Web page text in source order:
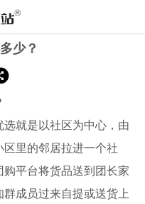
少？
就是以社区为中心，由
里的邻居拉进一个社
平台将货品送到团长家
成员过来自提或送货上